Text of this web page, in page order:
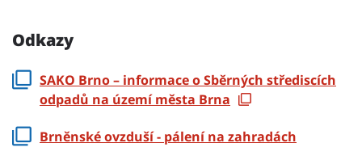
Odkazy
SAKO Brno – informace o Sběrných střediscích
odpadů na území města Brna
Brněnské ovzduší - pálení na zahradách